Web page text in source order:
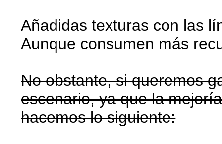
Añadidas texturas con las
Aunque consumen más
No obstante, si queremos
escenario, ya que la
hacemos lo siguiente: